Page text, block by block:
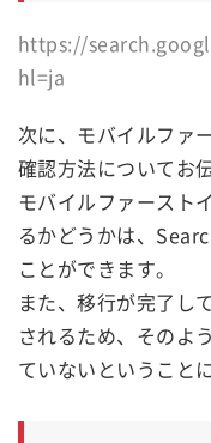
https://
hl=ja
次に、モバイルファ
確認方法についてお
モバイルファースト
るかどうかは、
ことができます。
また、移行が完了し
されるため、そのよ
ていないということ